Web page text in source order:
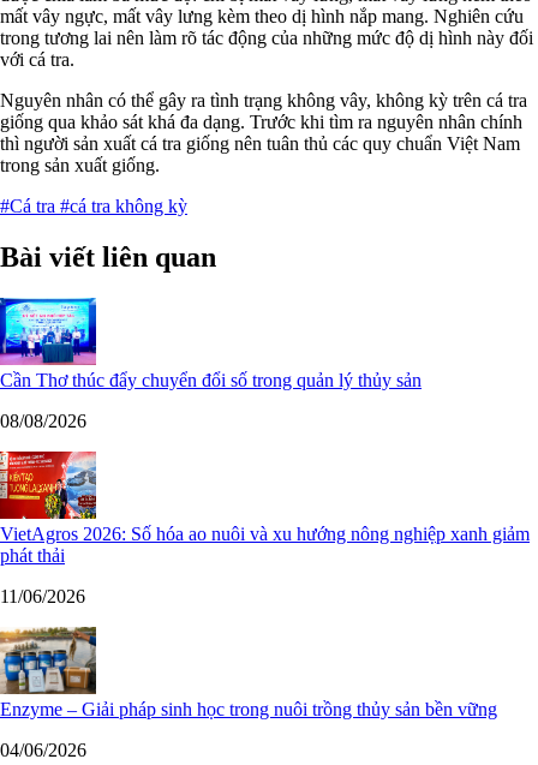
mất vây ngực, mất vây lưng kèm theo dị hình nắp mang. Nghiên cứu
trong tương lai nên làm rõ tác động của những mức độ dị hình này đối
với cá tra.
Nguyên nhân có thể gây ra tình trạng không vây, không kỳ trên cá tra
giống qua khảo sát khá đa dạng. Trước khi tìm ra nguyên nhân chính
thì người sản xuất cá tra giống nên tuân thủ các quy chuẩn Việt Nam
trong sản xuất giống.
#Cá tra #cá tra không kỳ
Bài viết liên quan
Cần Thơ thúc đẩy chuyển đổi số trong quản lý thủy sản
08/08/2026
VietAgros 2026: Số hóa ao nuôi và xu hướng nông nghiệp xanh giảm
phát thải
11/06/2026
Enzyme – Giải pháp sinh học trong nuôi trồng thủy sản bền vững
04/06/2026